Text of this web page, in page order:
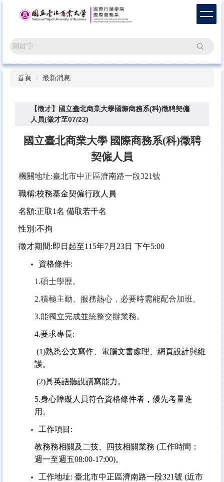
區
搜尋
首頁 最新消息
【徵才】國立臺北商業大學國際商務系(科)徵聘契僱
人員(徵才至07/23)
國立臺北商業大學 國際商務系(科)徵聘
契僱人員
機關地址:臺北市中正區濟南路一段321號
職稱:校務基金契僱行政人員
名額:正取1名 備取若干名
性別:不拘
徵才期間:即日起至115年7月23日 下午5:00
資格條件:
1.碩士學歷。
2.積極主動、服務熱心，必要時需能配合加班。
3.能獨立完成並統整交辦業務。
4.要求專長:
(1)熟悉公文寫作、電腦文書處理、網頁設計與維
護。
(2)具英語聽說讀寫能力。
5.身心障礙人員符合資格條件者，優先考量進
用。
工作項目:
教務務相關及二技、四技相關業務 (工作時間：
週一至週五08:00-17:00)。
工作地址: 臺北市中正區濟南路一段321號 (近市